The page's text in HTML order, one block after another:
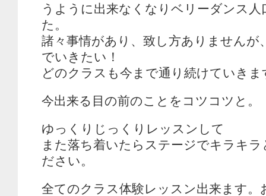
うように出来なくなりベリーダンス
た。
諸々事情があり、致し方ありませんが
でいきたい！
どのクラスも今まで通り続けていきま
今出来る目の前のことをコツコツと。
ゆっくりじっくりレッスンして
また落ち着いたらステージでキラキ
ださい。
全てのクラス体験レッスン出来ます。